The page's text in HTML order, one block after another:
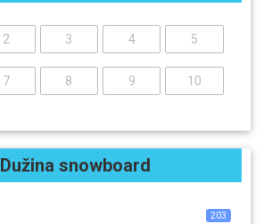
2 3 4 5
7 8 9 10
Dužina snowboard
203